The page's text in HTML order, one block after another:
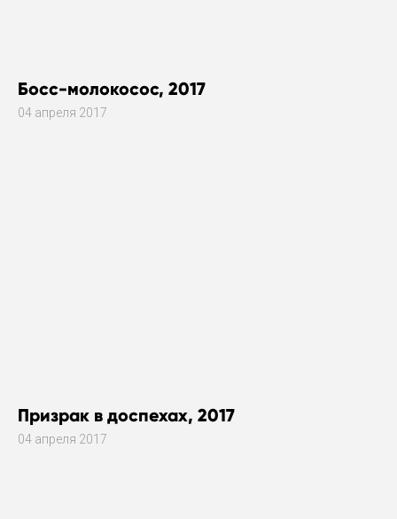
Босс-молокосос, 2017
04 апреля 2017
Призрак в доспехах, 2017
04 апреля 2017